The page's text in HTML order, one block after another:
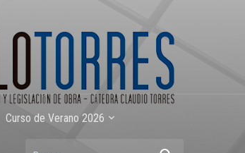
Curso de Verano 2026